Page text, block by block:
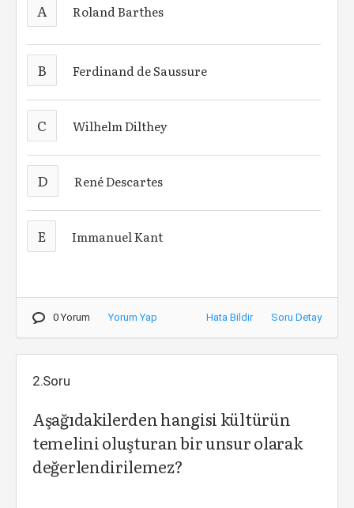
A Roland Barthes
B Ferdinand de Saussure
C Wilhelm Dilthey
D René Descartes
E Immanuel Kant
0 Yorum Yorum Yap Hata Bildir Soru Detay
2.Soru
Aşağıdakilerden hangisi kültürün
temelini oluşturan bir unsur olarak
değerlendirilemez?